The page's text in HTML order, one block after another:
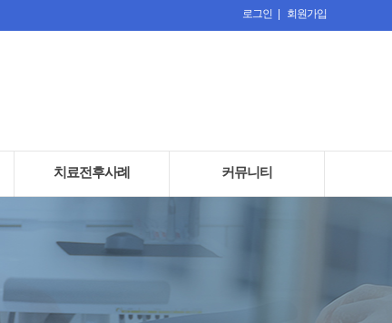
로그인 | 회원가입
치료전후사례 커뮤니티
· 치료전후사례
· 치료후기 · 온라인상담
· 치과교정과 칼럼